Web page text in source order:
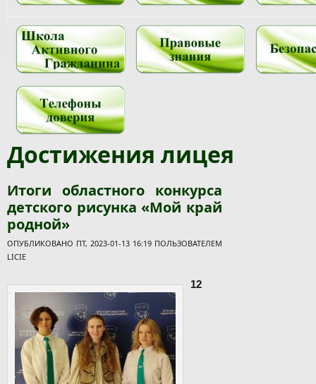
Достижения лицея
Итоги областного конкурса
детского рисунка «Мой край
родной»
ОПУБЛИКОВАНО ПТ, 2023-01-13 16:19 ПОЛЬЗОВАТЕЛЕМ
LICIE
12